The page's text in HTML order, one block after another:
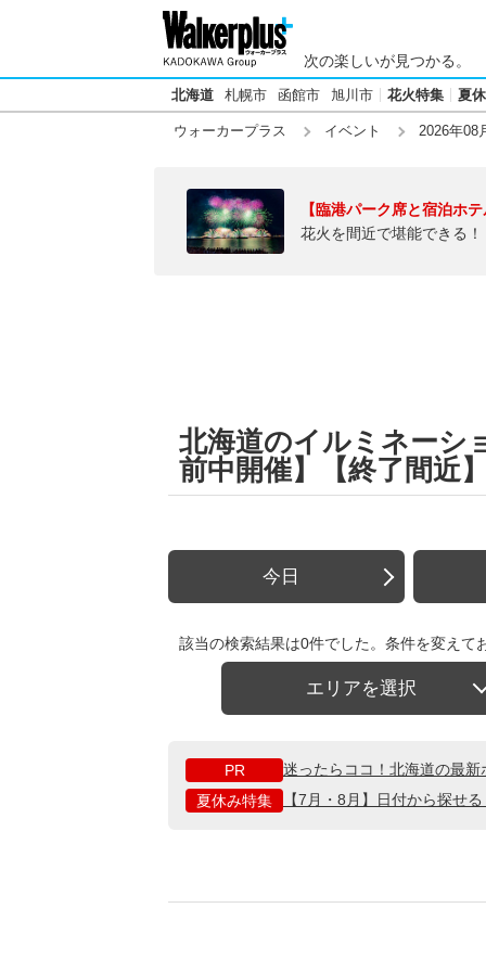
次の楽しいが見つかる。
北海道 札幌市 函館市 旭川市 花火特集 夏
ウォーカープラス イベント 2026年08
【臨港パーク席と宿泊ホ
花火を間近で堪能できる
北海道のイルミネーシ
前中開催】【終了間近
今日
該当の検索結果は0件でした。条件を変えて
エリアを選択
PR
迷ったらココ！北海道の最
夏休み特集
【7月・8月】日付から探せ